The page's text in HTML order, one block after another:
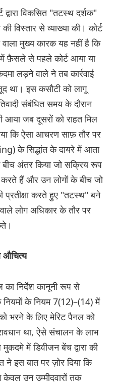
द्वारा विकसित "तटस्थ दर्शक"
विस्तार से व्याख्या की। कोर्ट
मुख्य कारक यह नहीं है कि
में फ़ैसले से पहले कोर्ट आया या
लड़ने वाले ने तब कार्रवाई
था। इस कसौटी को लागू
संबंधित समय के दौरान
आया जब दूसरों को राहत मिल
कि ऐसा आचरण साफ़ तौर पर
के सिद्धांत के दायरे में आता
अंतर किया जो सक्रिय रूप
हैं और उन लोगों के बीच जो
प्रतीक्षा करते हुए "तटस्थ" बने
लोग अधिकार के तौर पर
औचित्य
निर्देश कानूनी रूप से
के नियम 7(12)–(14) में
भरने के लिए मेरिट पैनल को
था, ऐसे संचालन के लाभ
में डिवीजन बेंच द्वारा की
इस बात पर ज़ोर दिया कि
केवल उन उम्मीदवारों तक